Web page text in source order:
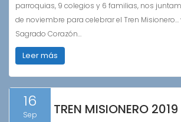
parroquias, 9 colegios y 6 familias, nos
de noviembre para celebrar el Tren Misionero…
Sagrado Corazón…
Leer más
16
Sep TREN MISIONERO